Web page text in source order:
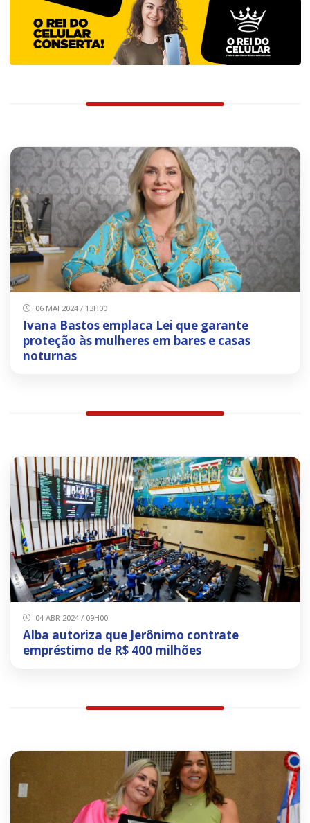
06 MAI 2024 / 13H00
Ivana Bastos emplaca Lei que garante
proteção às mulheres em bares e casas
noturnas
04 ABR 2024 / 09H00
Alba autoriza que Jerônimo contrate
empréstimo de R$ 400 milhões